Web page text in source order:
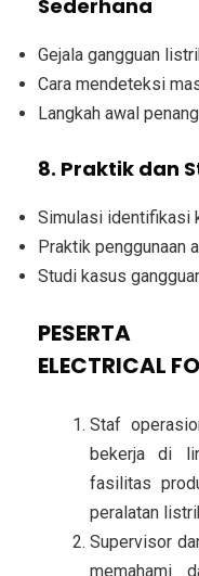
Sederhana
Gejala gangguan
Cara mendeteksi
Langkah awal
8. Praktik dan
Simulasi identifikasi
Praktik penggunaan
Studi kasus
PESERTA
ELECTRICAL
Staf
bekerja di
fasilitas
peralatan
Supervisor
memahami